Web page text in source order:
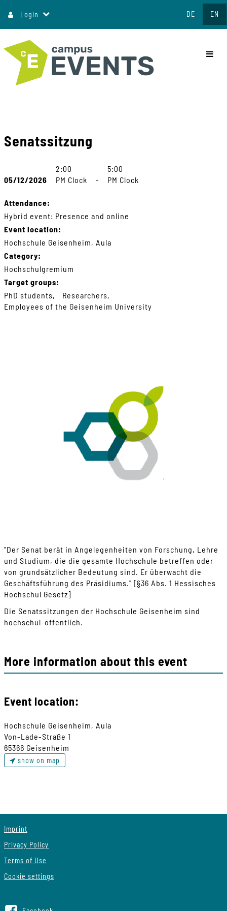
content
Login DE EN
Senatssitzung
05/12/2026
2:00
PM Clock
-
5:00
PM Clock
Attendance:
Hybrid event: Presence and online
Event location:
Hochschule Geisenheim, Aula
Category:
Hochschulgremium
Target groups:
PhD students
Researchers
Employees of the Geisenheim University
"Der Senat berät in Angelegenheiten von Forschung, Lehre
und Studium, die die gesamte Hochschule betreffen oder
von grundsätzlicher Bedeutung sind. Er überwacht die
Geschäftsführung des Präsidiums." [§36 Abs. 1 Hessisches
Hochschul Gesetz]
Die Senatssitzungen der Hochschule Geisenheim sind
hochschul-öffentlich.
More information about this event
Event location:
Hochschule Geisenheim, Aula
Von-Lade-Straße 1
65366 Geisenheim
show on map
Imprint
Privacy Policy
Terms of Use
Cookie settings